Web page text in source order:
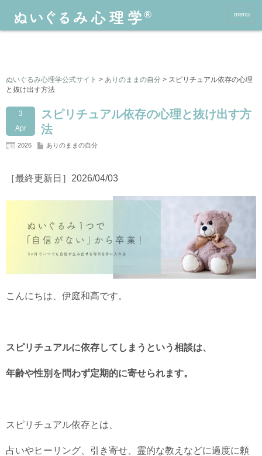
menu
ぬいぐるみ心理学公式サイト > ありのままの自分 > スピリチュアル依存の心理
と抜け出す方法
3
Apr
スピリチュアル依存の心理と抜け出す方
法
2026 ありのままの自分
［最終更新日］2026/04/03
こんにちは、伊庭和高です。
スピリチュアルに依存してしまうという相談は、
年齢や性別を問わず定期的に寄せられます。
スピリチュアル依存とは、
占いやヒーリング、引き寄せ、霊的な教えなどに過度に頼